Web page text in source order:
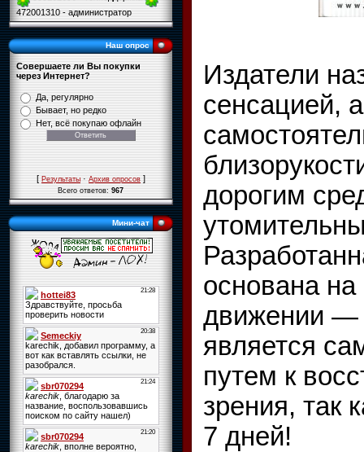
472001310 - администратор
Наш опрос
Совершаете ли Вы покупки
через Интернет?
Да, регулярно
Бывает, но редко
Нет, всё покупаю офлайн
[Результаты·Архив опросов]
Всего ответов:967
Мини-чат
Издатели
сенсацией,
дорогим
основана
движении —
является
путем к
зрения, так
7 дней!